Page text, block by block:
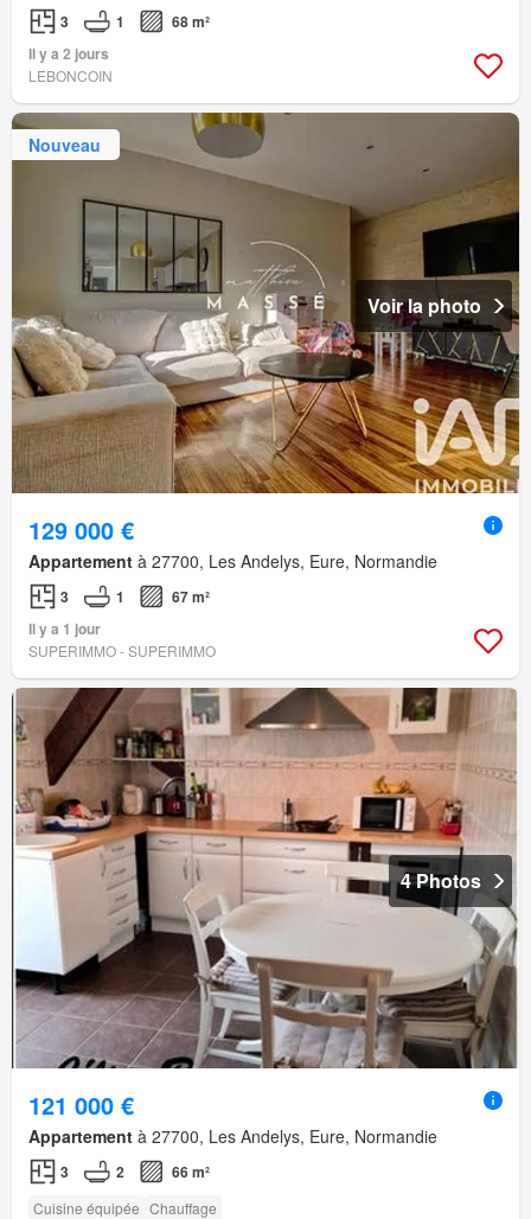
3 1
68 m²
Il y a 2 jours
LEBONCOIN
Nouveau
Voir la photo
129 000 €
Appartement à 27700, Les Andelys, Eure, Normandie
3 1
67 m²
Il y a 1 jour
SUPERIMMO - SUPERIMMO
4 Photos
121 000 €
Appartement à 27700, Les Andelys, Eure, Normandie
3 2 66 m²
Cuisine équipée Chauffage